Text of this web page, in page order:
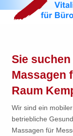
Sie
Massagen
Raum
Wir sind ein
betriebliche
Massagen für